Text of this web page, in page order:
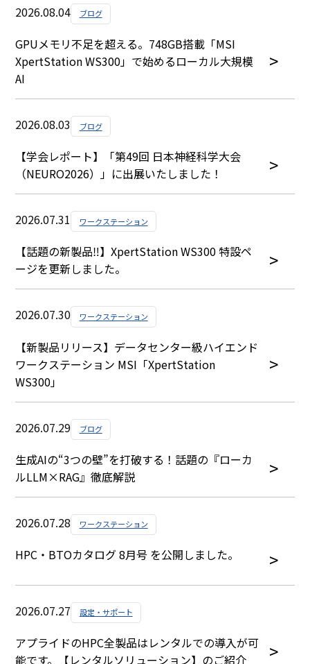
2026.08.04 ブログ
GPUメモリ不足を超える。748GB搭載「MSI
XpertStation WS300」で始めるローカル大規模
AI
2026.08.03 ブログ
【学会レポート】「第49回 日本神経科学大会
（NEURO2026）」に出展いたしました！
2026.07.31 ワークステーション
【話題の新製品‼】XpertStation WS300 特設ペ
ージを更新しました。
2026.07.30 ワークステーション
【新製品リリース】データセンター級ハイエンド
ワークステーション MSI「XpertStation
WS300」
2026.07.29 ブログ
生成AIの“3つの壁”を打破する！話題の『ローカ
ルLLM×RAG』徹底解説
2026.07.28 ワークステーション
HPC・BTOカタログ 8月号 を公開しました。
2026.07.27 設定・サポート
アプライドのHPC全製品はレンタルでの導入が可
能です。【レンタルソリューション】のご紹介